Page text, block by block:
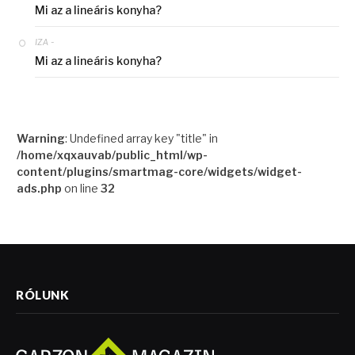
Mi az a lineáris konyha?
IZA -
Mi az a lineáris konyha?
Warning: Undefined array key "title" in
/home/xqxauvab/public_html/wp-
content/plugins/smartmag-core/widgets/widget-
ads.php on line 32
RÓLUNK